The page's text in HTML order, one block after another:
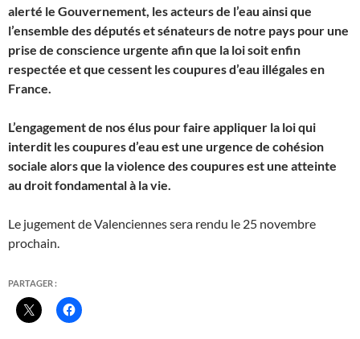
alerté le Gouvernement, les acteurs de l’eau ainsi que
l’ensemble des députés et sénateurs de notre pays pour une
prise de conscience urgente afin que la loi soit enfin
respectée et que cessent les coupures d’eau illégales en
France.
L’engagement de nos élus pour faire appliquer la loi qui
interdit les coupures d’eau est une urgence de cohésion
sociale alors que la violence des coupures est une atteinte
au droit fondamental à la vie.
Le jugement de Valenciennes sera rendu le 25 novembre
prochain.
PARTAGER :